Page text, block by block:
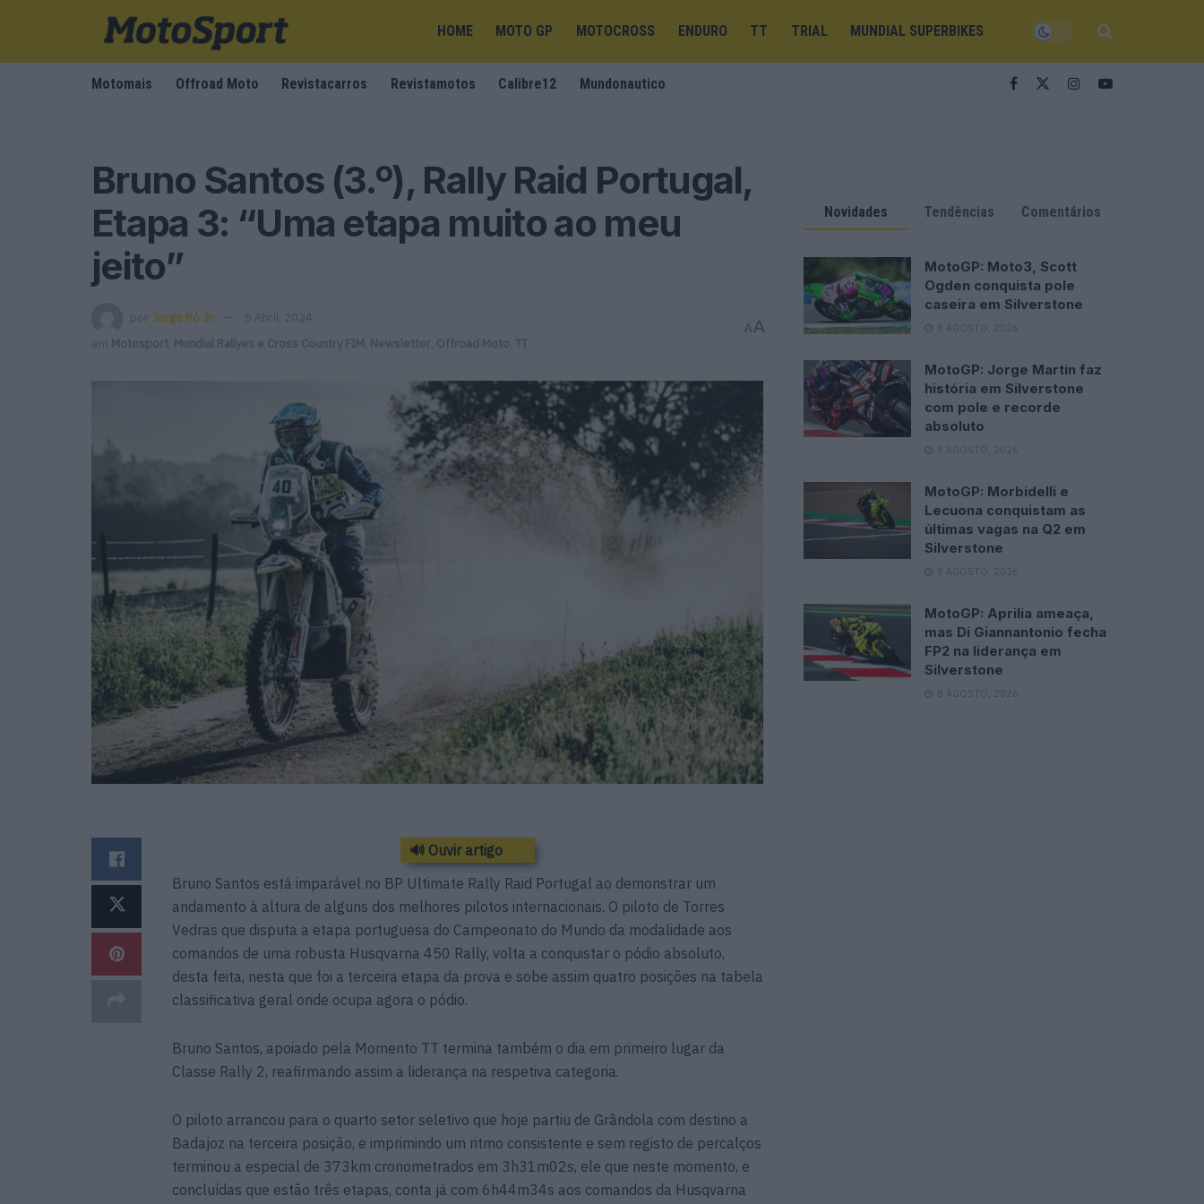
HOME MOTO GP MOTOCROSS ENDURO TT TRIAL MUNDIAL SUPERBIKES
Motomais Offroad Moto Revistacarros Revistamotos Calibre12 Mundonautico
Bruno Santos (3.º), Rally Raid Portugal,
Etapa 3: “Uma etapa muito ao meu
jeito”
por Jorge Ró Jr.
5 Abril, 2024
em
Motosport Mundial Rallyes e Cross Country FIM Newsletter Offroad Moto TT
AA
🔊 Ouvir artigo
Bruno Santos está imparável no BP Ultimate Rally Raid Portugal ao demonstrar um
andamento à altura de alguns dos melhores pilotos internacionais. O piloto de Torres
Vedras que disputa a etapa portuguesa do Campeonato do Mundo da modalidade aos
comandos de uma robusta Husqvarna 450 Rally, volta a conquistar o pódio absoluto,
desta feita, nesta que foi a terceira etapa da prova e sobe assim quatro posições na tabela
classificativa geral onde ocupa agora o pódio.
Bruno Santos, apoiado pela Momento TT termina também o dia em primeiro lugar da
Classe Rally 2, reafirmando assim a liderança na respetiva categoria.
O piloto arrancou para o quarto setor seletivo que hoje partiu de Grândola com destino a
Badajoz na terceira posição, e imprimindo um ritmo consistente e sem registo de percalços
terminou a especial de 373km cronometrados em 3h31m02s, ele que neste momento, e
concluídas que estão três etapas, conta já com 6h44m34s aos comandos da Husqvarna
Novidades Tendências Comentários
MotoGP: Moto3, Scott
Ogden conquista pole
caseira em Silverstone
8 AGOSTO, 2026
MotoGP: Jorge Martín faz
história em Silverstone
com pole e recorde
absoluto
8 AGOSTO, 2026
MotoGP: Morbidelli e
Lecuona conquistam as
últimas vagas na Q2 em
Silverstone
8 AGOSTO, 2026
MotoGP: Aprilia ameaça,
mas Di Giannantonio fecha
FP2 na liderança em
Silverstone
8 AGOSTO, 2026